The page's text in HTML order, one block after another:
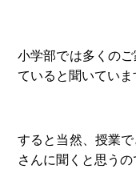
小学部では多くの
ていると聞いていま
すると当然、授業
さんに聞くと思うの